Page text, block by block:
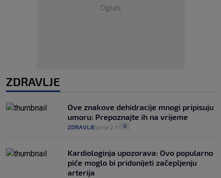
Oglas
ZDRAVLJE
Ove znakove dehidracije mnogi pripisuju
umoru: Prepoznajte ih na vrijeme
ZDRAVLJE prije 2 h 0
Kardiologinja upozorava: Ovo popularno
piće moglo bi pridonijeti začepljenju
arterija